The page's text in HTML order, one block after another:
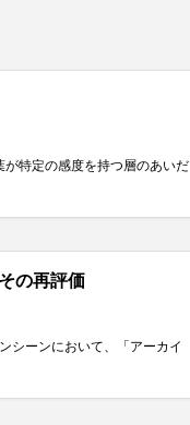
特定の感度を持つ層のあいだ
の再評価
シーンにおいて、「アーカイ